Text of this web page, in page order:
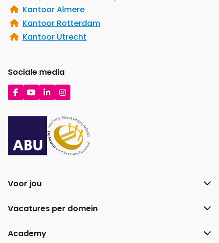
Kantoor Almere
Kantoor Rotterdam
Kantoor Utrecht
Sociale media
Ga
naar
Facebook
Ga
naar
YouTube
Ga
naar
LinkedIn
Ga
naar
Instagram
Voor jou
Vacatures per domein
Academy